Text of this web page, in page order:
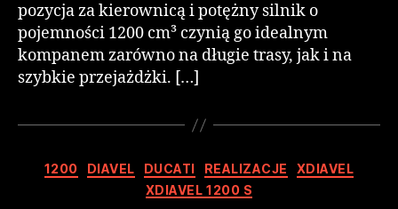
pozycja za kierownicą i potężny silnik o
pojemności 1200 cm³ czynią go idealnym
kompanem zarówno na długie trasy, jak i na
szybkie przejażdżki. […]
1200 DIAVEL DUCATI REALIZACJE
XDIAVEL
XDIAVEL 1200 S